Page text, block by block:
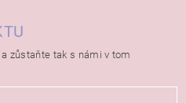
zůstaňte tak s námi v tom